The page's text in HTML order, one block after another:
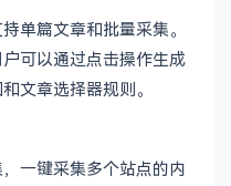
单篇文章和批量采集。
可以通过点击操作生成
文章选择器规则。
一键采集多个站点的内